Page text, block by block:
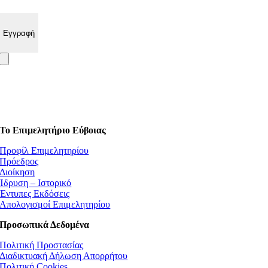
Το Επιμελητήριο Εύβοιας
Προφίλ Επιμελητηρίου
Πρόεδρος
Διοίκηση
Ίδρυση – Ιστορικό
Έντυπες Εκδόσεις
Απολογισμοί Επιμελητηρίου
Προσωπικά Δεδομένα
Πολιτική Προστασίας
Διαδικτυακή Δήλωση Απορρήτου